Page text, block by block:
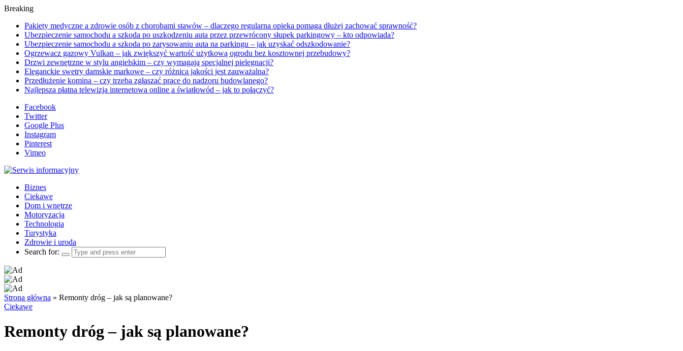
Breaking
Pakiety medyczne a zdrowie osób z chorobami stawów – dlaczego regularna opieka pomaga dłużej zachować sprawność?
Ubezpieczenie samochodu a szkoda po uszkodzeniu auta przez przewrócony słupek parkingowy – kto odpowiada?
Ubezpieczenie samochodu a szkoda po zarysowaniu auta na parkingu – jak uzyskać odszkodowanie?
Ogrzewacz gazowy Vulkan – jak zwiększyć wartość użytkową ogrodu bez kosztownej przebudowy?
Drzwi zewnętrzne w stylu angielskim – czy wymagają specjalnej pielęgnacji?
Eleganckie swetry damskie markowe – czy różnica jakości jest zauważalna?
Przedłużenie komina – czy trzeba zgłaszać prace do nadzoru budowlanego?
Najlepsza płatna telewizja internetowa online a światłowód – jak to połączyć?
Facebook
Twitter
Google Plus
Instagram
Pinterest
Vimeo
Biznes
Ciekawe
Dom i wnętrze
Motoryzacja
Technologia
Turystyka
Zdrowie i uroda
Search for:
Strona główna » Remonty dróg – jak są planowane?
Ciekawe
Remonty dróg – jak są planowane?